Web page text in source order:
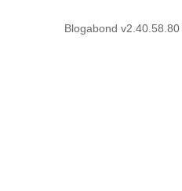
Blogabond v2.40.58.80